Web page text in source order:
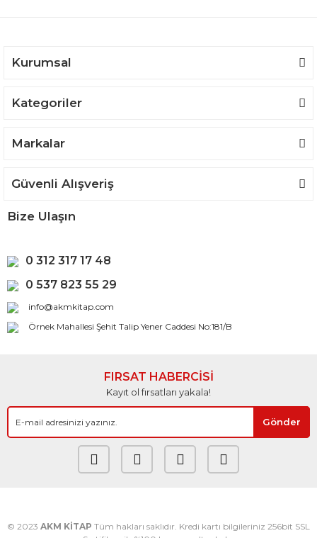
Kurumsal
Kategoriler
Markalar
Güvenli Alışveriş
Bize Ulaşın
0 312 317 17 48
0 537 823 55 29
info@akmkitap.com
Örnek Mahallesi Şehit Talip Yener Caddesi No:181/B
FIRSAT HABERCİSİ
Kayıt ol fırsatları yakala!
Gönder
© 2023 AKM KİTAP Tüm hakları saklıdır. Kredi kartı bilgileriniz 256bit SSL